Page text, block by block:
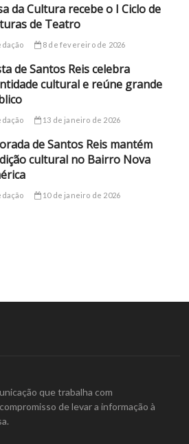
da Cultura recebe o I Ciclo de
de Teatro
8 de fevereiro de 2026
de Santos Reis celebra
cultural e reúne grande
13 de janeiro de 2026
de Santos Reis mantém
cultural no Bairro Nova
10 de janeiro de 2026
que trabalha com
de levar a informação à